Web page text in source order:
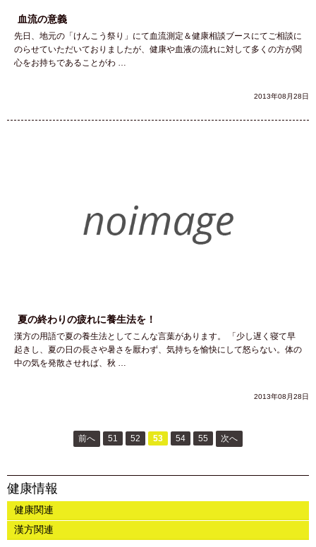
血流の意義
先日、地元の「けんこう祭り」にて血流測定＆健康相談ブースにてご相談に
のらせていただいておりましたが、健康や血液の流れに対して多くの方が関
心をお持ちであることがわ …
2013年08月28日
夏の終わりの疲れに養生法を！
漢方の用語で夏の養生法としてこんな言葉があります。 「少し遅く寝て早
起きし、夏の日の長さや暑さを厭わず、気持ちを愉快にして怒らない。体の
中の気を発散させれば、秋 …
2013年08月28日
前へ 51 52 53 54 55 次へ
健康情報
健康関連
漢方関連